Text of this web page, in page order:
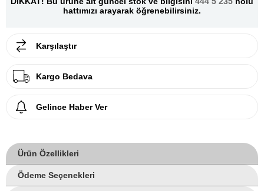
hattımızı arayarak öğrenebilirsiniz.
Karşılaştır
Kargo Bedava
Gelince Haber Ver
Ürün Özellikleri
Ödeme Seçenekleri